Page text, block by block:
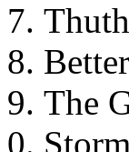
The